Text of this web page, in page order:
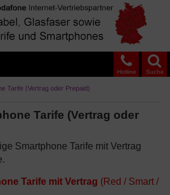
Suche
Hotline
Tarife (Vertrag oder Prepaid)
Tarife (Vertrag oder
Smartphone Tarife mit Vertrag
Tarife mit Vertrag (Red / Smart /